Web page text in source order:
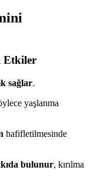
Etkiler
sağlar.
yaşlanma
hafifletilmesinde
bulunur, kırılma